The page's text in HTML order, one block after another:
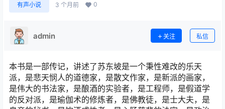
有声小说 3 个月前 0
admin 关注 私信
本书是一部传记，讲述了苏东坡是一个秉性难改的乐天
派，是悲天悯人的道德家，是散文作家，是新派的画家，
是伟大的书法家，是酿酒的实验者，是工程师，是假道学
的反对派，是瑜伽术的修炼者，是佛教徒，是士大夫，是